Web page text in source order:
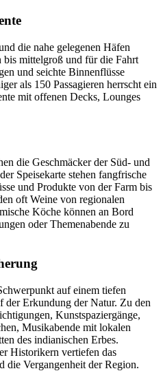
die nahe gelegenen Häfen
mittelgroß und für die Fahrt
und seichte Binnenflüsse
als 150 Passagieren herrscht ein
mit offenen Decks, Lounges
die Geschmäcker der Süd- und
Speisekarte stehen fangfrische
und Produkte von der Farm bis
oft Weine von regionalen
Köche können an Bord
oder Themenabende zu
auf einem tiefen
Erkundung der Natur. Zu den
Kunstspaziergänge,
Musikabende mit lokalen
des indianischen Erbes.
Historikern vertiefen das
die Vergangenheit der Region.